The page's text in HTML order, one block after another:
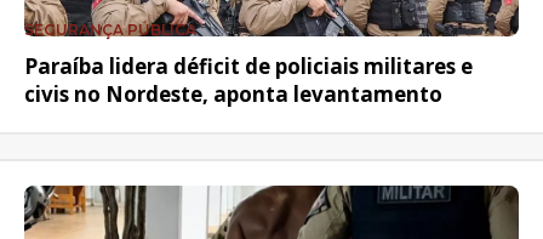
SEGURANÇA PÚBLICA
Paraíba lidera déficit de policiais militares e
civis no Nordeste, aponta levantamento